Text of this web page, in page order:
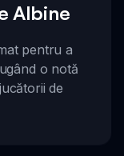
Albine
pentru a
o notă
de